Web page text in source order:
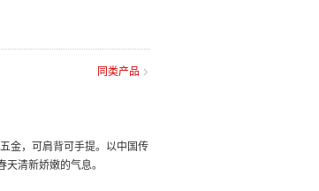
同类产品
金，可肩背可手提。以中国传
清新娇嫩的气息。